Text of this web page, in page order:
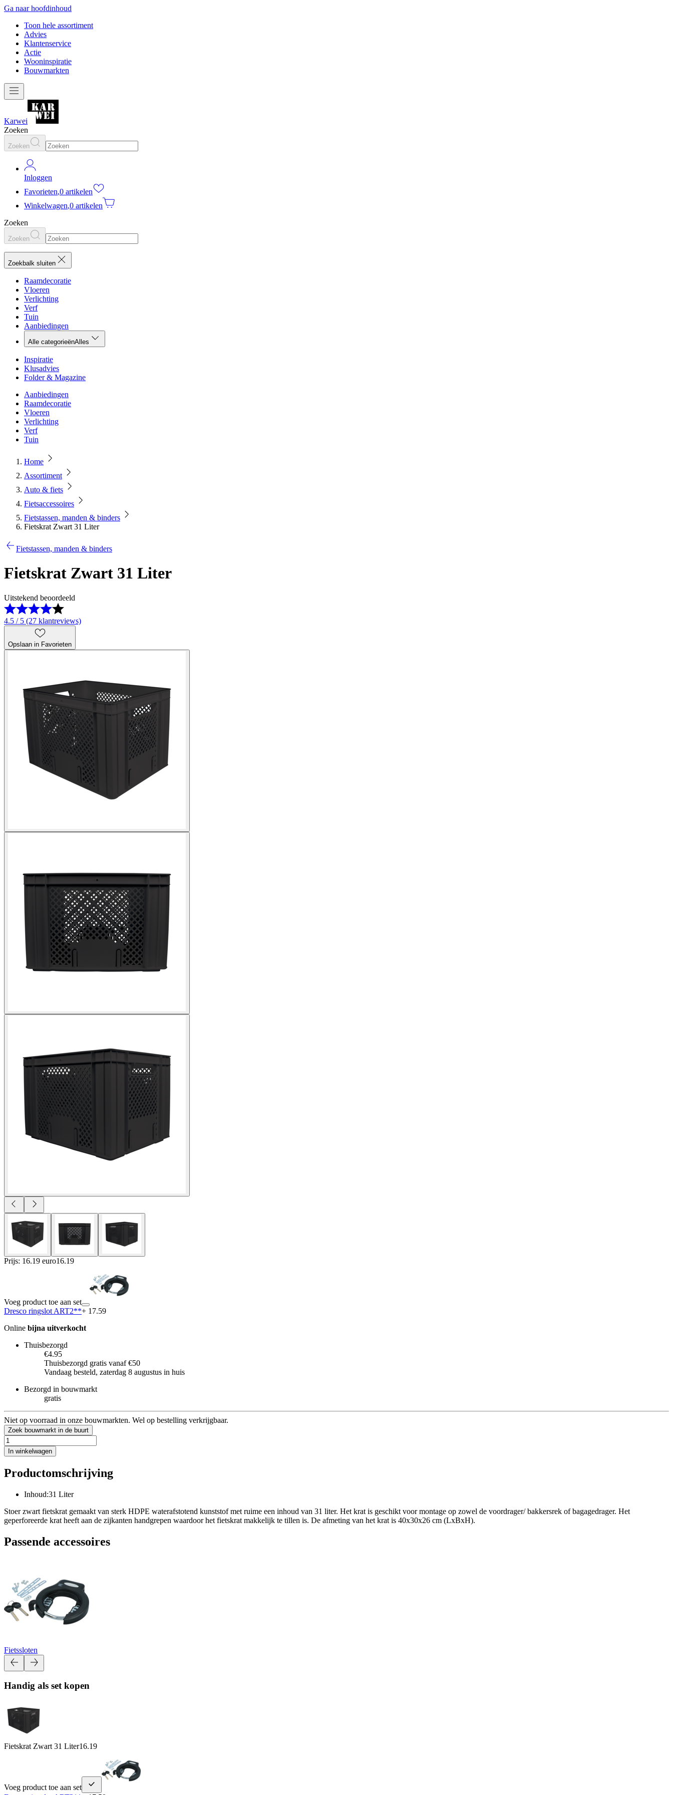
Ga naar hoofdinhoud
Toon hele assortiment
Advies
Klantenservice
Actie
Wooninspiratie
Bouwmarkten
Karwei
Zoeken
Zoeken
Inloggen
Favorieten,0 artikelen
Winkelwagen,0 artikelen
Zoeken
Zoeken
Zoekbalk sluiten
Raamdecoratie
Vloeren
Verlichting
Verf
Tuin
Aanbiedingen
Alle categorieënAlles
Inspiratie
Klusadvies
Folder & Magazine
Aanbiedingen
Raamdecoratie
Vloeren
Verlichting
Verf
Tuin
Home
Assortiment
Auto & fiets
Fietsaccessoires
Fietstassen, manden & binders
Fietskrat Zwart 31 Liter
Fietstassen, manden & binders
Fietskrat Zwart 31 Liter
Uitstekend beoordeeld
4.5 / 5 (27 klantreviews)
Opslaan in Favorieten
Prijs: 16.19 euro16.19
Voeg product toe aan set
Dresco ringslot ART2**+ 17.59
Online bijna uitverkocht
Thuisbezorgd
€4.95
Thuisbezorgd gratis vanaf €50
Vandaag besteld, zaterdag 8 augustus in huis
Bezorgd in bouwmarkt
gratis
Niet op voorraad in onze bouwmarkten. Wel op bestelling verkrijgbaar.
Zoek bouwmarkt in de buurt
In winkelwagen
Productomschrijving
Inhoud:31 Liter
Stoer zwart fietskrat gemaakt van sterk HDPE waterafstotend kunststof met ruime een inhoud van 31 liter. Het krat is geschikt voor montage op zowel de voordrager/ bakkersrek of bagagedrager. Het
geperforeerde krat heeft aan de zijkanten handgrepen waardoor het fietskrat makkelijk te tillen is. De afmeting van het krat is 40x30x26 cm (LxBxH).
Passende accessoires
Fietssloten
Handig als set kopen
Fietskrat Zwart 31 Liter16.19
Voeg product toe aan set